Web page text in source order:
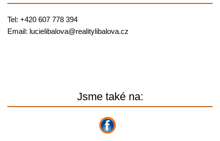
Tel: +420 607 778 394
Email: lucielibalova@realitylibalova.cz
Jsme také na: